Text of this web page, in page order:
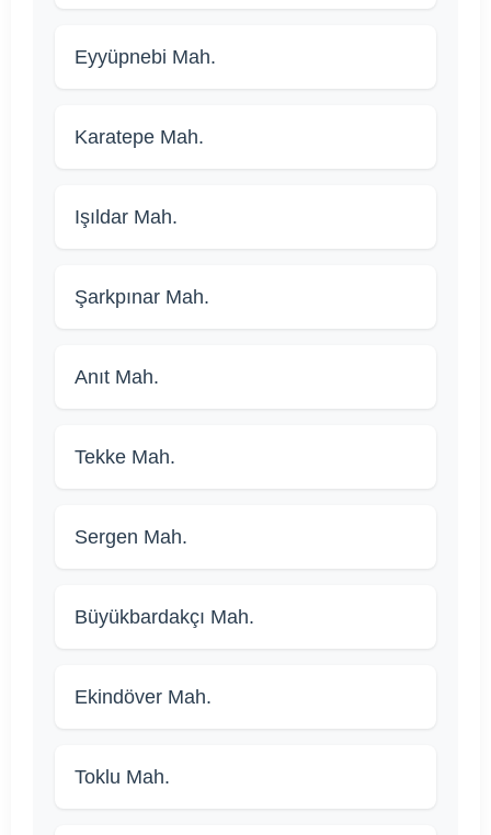
Eyyüpnebi Mah.
Karatepe Mah.
Işıldar Mah.
Şarkpınar Mah.
Anıt Mah.
Tekke Mah.
Sergen Mah.
Büyükbardakçı Mah.
Ekindöver Mah.
Toklu Mah.